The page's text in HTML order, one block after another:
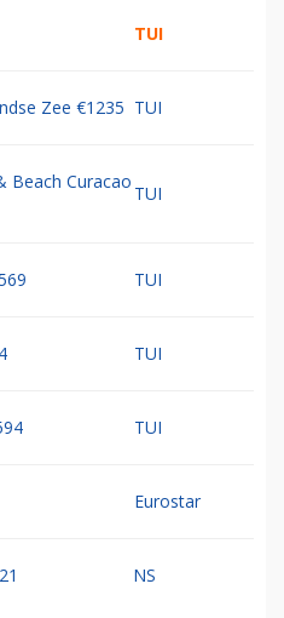
TUI
Zee €1235 TUI
Beach Curacao
TUI
TUI
TUI
TUI
Eurostar
NS